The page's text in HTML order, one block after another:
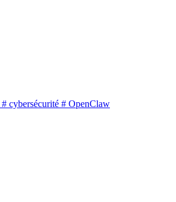
# cybersécurité # OpenClaw